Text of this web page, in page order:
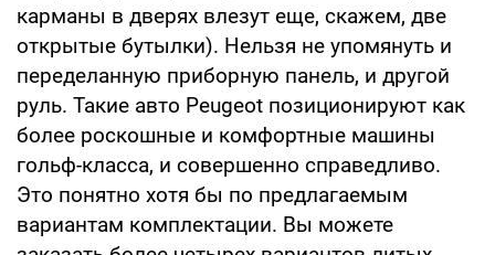
карманы в дверях влезут еще, скажем, две
открытые бутылки). Нельзя не упомянуть и
переделанную приборную панель, и другой
руль. Такие авто Peugeot позиционируют как
более роскошные и комфортные машины
гольф-класса, и совершенно справедливо.
Это понятно хотя бы по предлагаемым
вариантам комплектации. Вы можете